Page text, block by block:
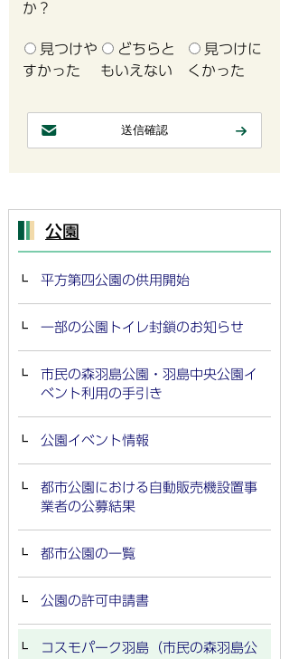
か？
見つけや
すかった
どちらと
もいえない
見つけに
くかった
公園
平方第四公園の供用開始
一部の公園トイレ封鎖のお知らせ
市民の森羽島公園・羽島中央公園イ
ベント利用の手引き
公園イベント情報
都市公園における自動販売機設置事
業者の公募結果
都市公園の一覧
公園の許可申請書
コスモパーク羽島（市民の森羽島公